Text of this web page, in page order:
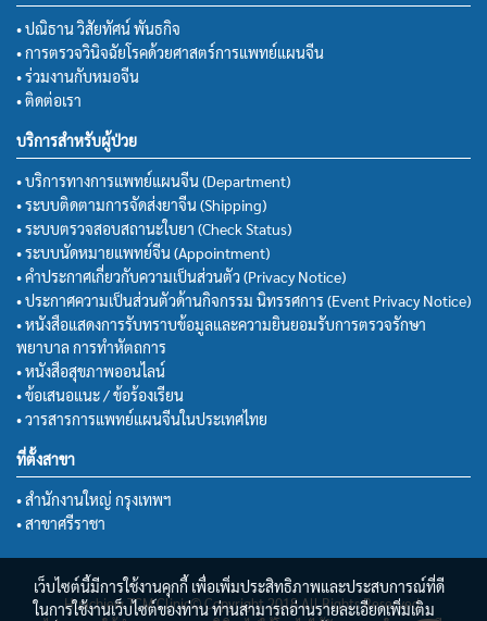
• ปณิธาน วิสัยทัศน์ พันธกิจ
• การตรวจวินิจฉัยโรคด้วยศาสตร์การแพทย์แผนจีน
• ร่วมงานกับหมอจีน
• ติดต่อเรา
บริการสำหรับผู้ป่วย
• บริการทางการแพทย์แผนจีน (Department)
• ระบบติดตามการจัดส่งยาจีน (Shipping)
• ระบบตรวจสอบสถานะใบยา (Check Status)
• ระบบนัดหมายแพทย์จีน (Appointment)
• คำประกาศเกี่ยวกับความเป็นส่วนตัว (Privacy Notice)
• ประกาศความเป็นส่วนตัวด้านกิจกรรม นิทรรศการ (Event Privacy Notice)
• หนังสือแสดงการรับทราบข้อมูลและความยินยอมรับการตรวจรักษา
พยาบาล การทำหัตถการ
• หนังสือสุขภาพออนไลน์
• ข้อเสนอแนะ / ข้อร้องเรียน
• วารสารการแพทย์แผนจีนในประเทศไทย
ที่ตั้งสาขา
• สำนักงานใหญ่ กรุงเทพฯ
• สาขาศรีราชา
Huachiew TCM Clinic© Copyright 2018 All Rights Reserved.
เว็บไซต์นี้มีการใช้งานคุกกี้ เพื่อเพิ่มประสิทธิภาพและประสบการณ์ที่ดี
ในการใช้งานเว็บไซต์ของท่าน ท่านสามารถอ่านรายละเอียดเพิ่มเติม